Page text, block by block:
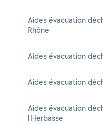
Aides évacuation
Rhône
Aides évacuation
Aides évacuation
Aides évacuation
l'Herbasse